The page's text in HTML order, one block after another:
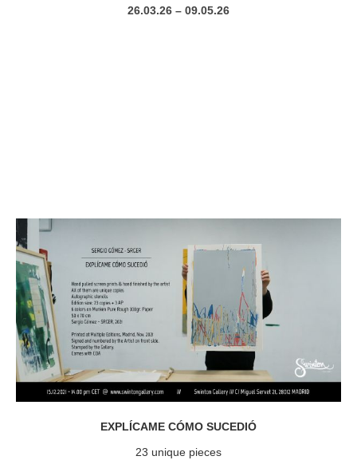
26.03.26 – 09.05.26
EXPLÍCAME CÓMO SUCEDIÓ
23 unique pieces